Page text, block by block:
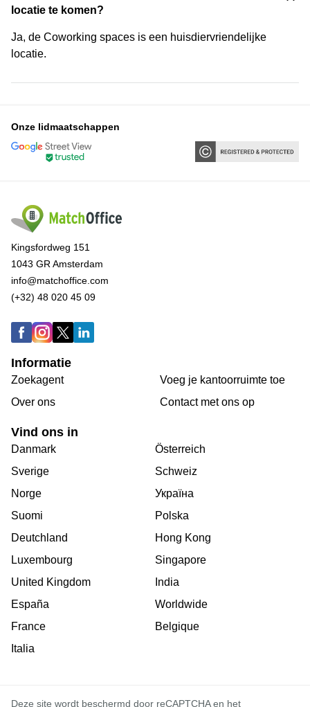
locatie te komen?
Ja, de Coworking spaces is een huisdiervriendelijke
locatie.
Onze lidmaatschappen
Kingsfordweg 151
1043 GR Amsterdam
info@matchoffice.com
(+32) 48 020 45 09
Informatie
Zoekagent
Over ons
Voeg je kantoorruimte toe
Сontact met ons op
Vind ons in
Danmark
Sverige
Norge
Suomi
Deutchland
Luxembourg
United Kingdom
España
France
Italia
Österreich
Schweiz
Україна
Polska
Hong Kong
Singapore
India
Worldwide
Belgique
Deze site wordt beschermd door reCAPTCHA en het